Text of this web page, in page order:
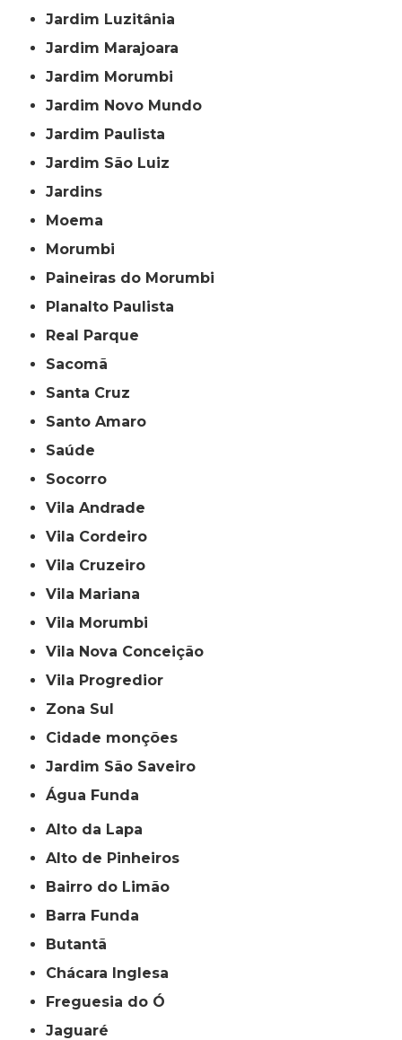
Jardim Luzitânia
Jardim Marajoara
Jardim Morumbi
Jardim Novo Mundo
Jardim Paulista
Jardim São Luiz
Jardins
Moema
Morumbi
Paineiras do Morumbi
Planalto Paulista
Real Parque
Sacomã
Santa Cruz
Santo Amaro
Saúde
Socorro
Vila Andrade
Vila Cordeiro
Vila Cruzeiro
Vila Mariana
Vila Morumbi
Vila Nova Conceição
Vila Progredior
Zona Sul
cidade monções
jardim São Saveiro
Água Funda
Alto da Lapa
Alto de Pinheiros
Bairro do Limão
Barra Funda
Butantã
Chácara Inglesa
Freguesia do Ó
Jaguaré